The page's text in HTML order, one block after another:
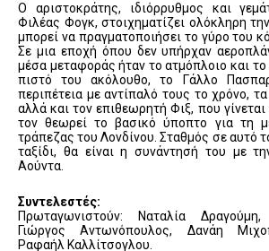
Ο αριστοκράτης, ιδιόρρυθμος και
Φιλέας Φογκ, στοιχηματίζει ολόκληρη
μπορεί να πραγματοποιήσει το γύρο του
Σε μια εποχή όπου δεν υπήρχαν
μέσα μεταφοράς ήταν το ατμόπλοιο και
πιστό του ακόλουθο, το Γάλλο
περιπέτεια με αντίπαλό τους το χρόνο,
αλλά και τον επιθεωρητή Φιξ, που
τον θεωρεί το βασικό ύποπτο για τη
τράπεζας του Λονδίνου. Σταθμός σε αυτό
ταξίδι, θα είναι η συνάντησή του με
Αούντα.
Συντελεστές:
Πρωταγωνιστούν: Ναταλία
Γιώργος Αντωνόπουλος, Δανάη
Ραφαήλ Καλλίτσογλου.